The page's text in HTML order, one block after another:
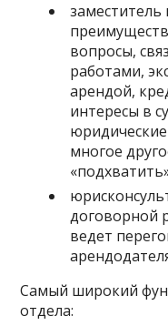
заместитель
вопросы,
работами,
арендой,
интересы в
многое
договорной
ведет
Самый широкий
отдела: